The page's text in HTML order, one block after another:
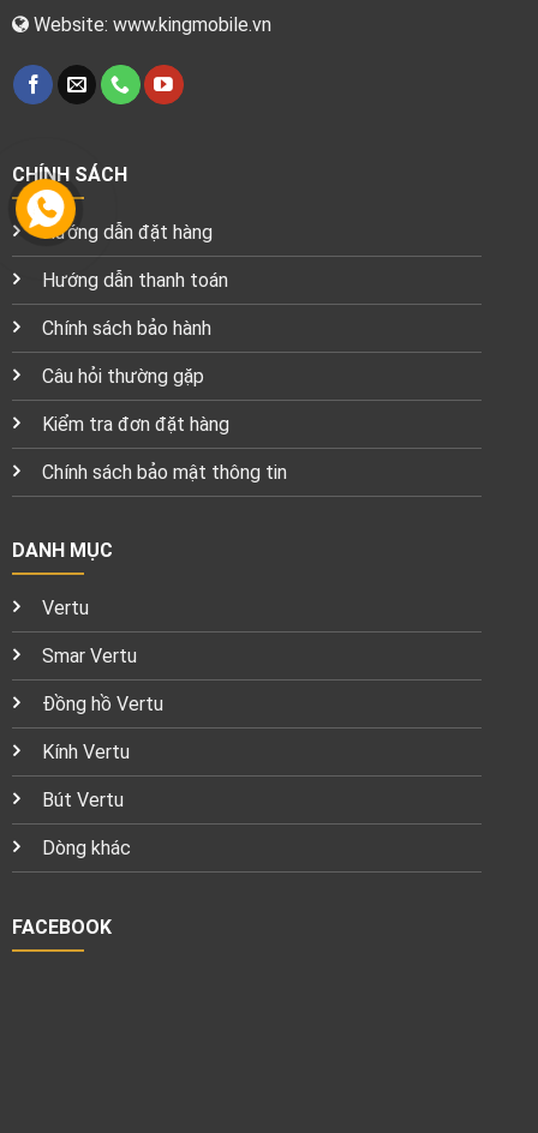
Website: www.kingmobile.vn
CHÍNH SÁCH
Hướng dẫn đặt hàng
Hướng dẫn thanh toán
Chính sách bảo hành
Câu hỏi thường gặp
Kiểm tra đơn đặt hàng
Chính sách bảo mật thông tin
DANH MỤC
Vertu
Smar Vertu
Đồng hồ Vertu
Kính Vertu
Bút Vertu
Dòng khác
FACEBOOK